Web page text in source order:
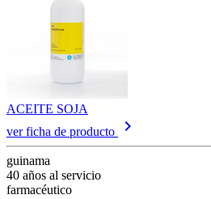
ACEITE SOJA
ver ficha de producto
keyboard_arrow_right
guinama
40 años al servicio
farmacéutico